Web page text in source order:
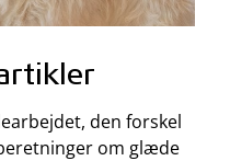
den forskel
om glæde